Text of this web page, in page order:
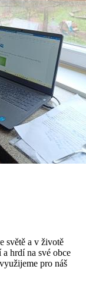
světě a v životě
hrdí na své obce
pro náš